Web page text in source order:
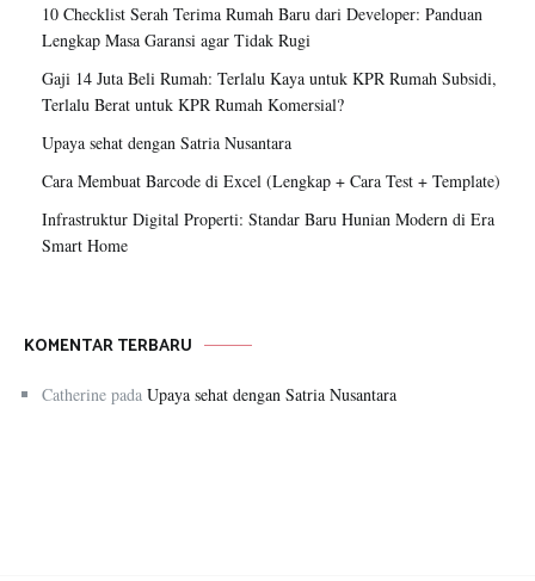
10 Checklist Serah Terima Rumah Baru dari Developer: Panduan
Lengkap Masa Garansi agar Tidak Rugi
Gaji 14 Juta Beli Rumah: Terlalu Kaya untuk KPR Rumah Subsidi,
Terlalu Berat untuk KPR Rumah Komersial?
Upaya sehat dengan Satria Nusantara
Cara Membuat Barcode di Excel (Lengkap + Cara Test + Template)
Infrastruktur Digital Properti: Standar Baru Hunian Modern di Era
Smart Home
KOMENTAR TERBARU
Catherine pada Upaya sehat dengan Satria Nusantara